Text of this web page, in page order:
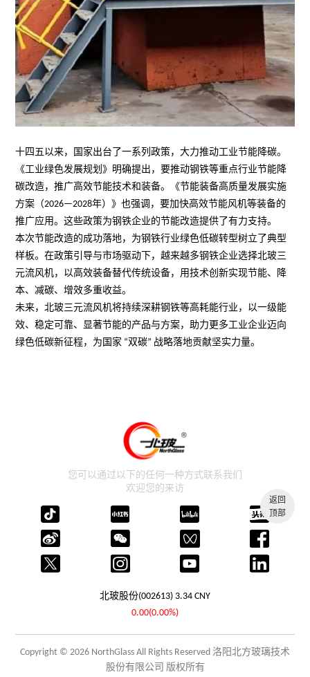
十四五以来，国家出台了一系列政策，大力推动工业节能降碳。
《工业绿色发展规划》明确提出，要推动钢铁等重点行业节能降
碳改造，推广高效节能技术和装备。《节能装备高质量发展实施
方案（2026—2028年）》也强调，要加快高效节能风机等装备的
推广应用。这些政策为钢铁企业的节能改造提供了有力支持。
本次节能改造的成功落地，为钢铁行业绿色低碳转型树立了典型
样板。在政策引导与市场驱动下，越来越多钢铁企业选择北玻三
元流风机，以高效装备替代传统设备，用技术创新实现节能、降
本、减碳、增效多重收益。
未来，北玻三元流风机将持续深耕钢铁等高耗能行业，以一级能
效、稳定可靠、显著节能的产品与方案，助力更多工业企业迈向
绿色低碳新征程，为国家 “双碳” 战略落地贡献坚实力量。
返回
顶部
您可以通过以下的任何一种方式联系我们
欢迎您的来访
北玻股份(002613) 3.34 CNY
0.00(0.00%)
Copyright © 2026 NorthGlass All Rights Reserved 洛阳北方玻璃技术
股份有限公司 版权所有